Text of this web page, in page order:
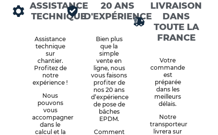
ASSISTANCE
TECHNIQUE
Assistance
technique
sur
chantier.
Profitez de
notre
expérience !
Nous
pouvons
vous
accompagner
dans le
calcul et la
20 ANS
D'EXPÉRIENCE
Bien plus
que la
simple
vente en
ligne, nous
vous faisons
profiter de
nos 20 ans
d’expérience
de pose de
bâches
EPDM.
Comment
LIVRAISON
DANS
TOUTE LA
FRANCE
Votre
commande
est
préparée
dans les
meilleurs
délais.
Notre
transporteur
livrera sur